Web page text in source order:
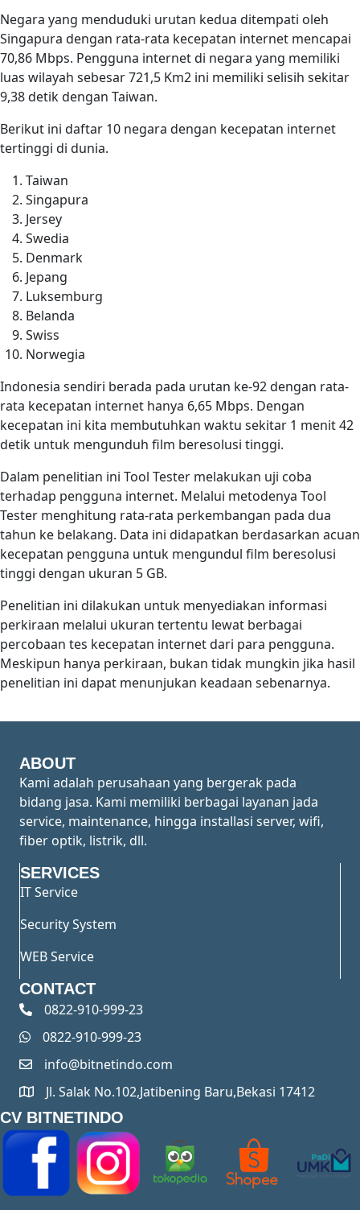
Negara yang menduduki urutan kedua ditempati oleh
Singapura dengan rata-rata kecepatan internet mencapai
70,86 Mbps. Pengguna internet di negara yang memiliki
luas wilayah sebesar 721,5 Km2 ini memiliki selisih sekitar
9,38 detik dengan Taiwan.
Berikut ini daftar 10 negara dengan kecepatan internet
tertinggi di dunia.
Taiwan
Singapura
Jersey
Swedia
Denmark
Jepang
Luksemburg
Belanda
Swiss
Norwegia
Indonesia sendiri berada pada urutan ke-92 dengan rata-
rata kecepatan internet hanya 6,65 Mbps. Dengan
kecepatan ini kita membutuhkan waktu sekitar 1 menit 42
detik untuk mengunduh film beresolusi tinggi.
Dalam penelitian ini Tool Tester melakukan uji coba
terhadap pengguna internet. Melalui metodenya Tool
Tester menghitung rata-rata perkembangan pada dua
tahun ke belakang. Data ini didapatkan berdasarkan acuan
kecepatan pengguna untuk mengundul film beresolusi
tinggi dengan ukuran 5 GB.
Penelitian ini dilakukan untuk menyediakan informasi
perkiraan melalui ukuran tertentu lewat berbagai
percobaan tes kecepatan internet dari para pengguna.
Meskipun hanya perkiraan, bukan tidak mungkin jika hasil
penelitian ini dapat menunjukan keadaan sebenarnya.
ABOUT
Kami adalah perusahaan yang bergerak pada
bidang jasa. Kami memiliki berbagai layanan jada
service, maintenance, hingga installasi server, wifi,
fiber optik, listrik, dll.
SERVICES
IT Service
Security System
WEB Service
CONTACT
0822-910-999-23
0822-910-999-23
info@bitnetindo.com
Jl. Salak No.102,Jatibening Baru,Bekasi 17412
CV BITNETINDO